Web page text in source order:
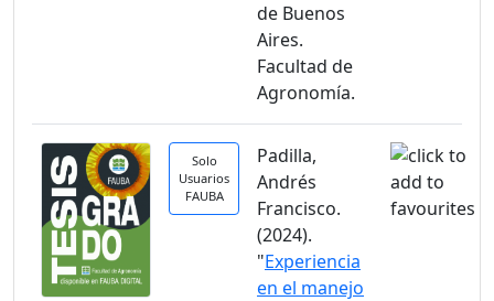
de Buenos
Aires.
Facultad de
Agronomía.
Solo
Usuarios
FAUBA
Padilla,
Andrés
Francisco.
(2024).
"Experiencia
en el manejo